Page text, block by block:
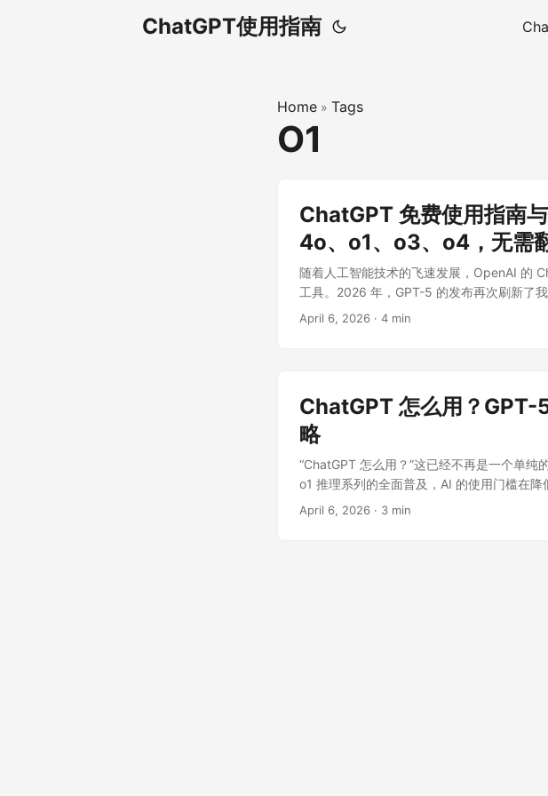
ChatGPT使用指南
Home » Tags
O1
ChatGPT 免费使用指南
4o、o1、o3、o4，无需
随着人工智能技术的飞速发展，OpenAI 的
工具。2026 年，GPT-5 的发布再次刷新了
的迭代更是让 AI 在逻辑分析、数学建模和复
April 6, 2026 · 4 min
ChatGPT 怎么用？GPT-
略
“ChatGPT 怎么用？”这已经不再是一个单
o1 推理系列的全面普及，AI 的使用门槛在降
April 6, 2026 · 3 min